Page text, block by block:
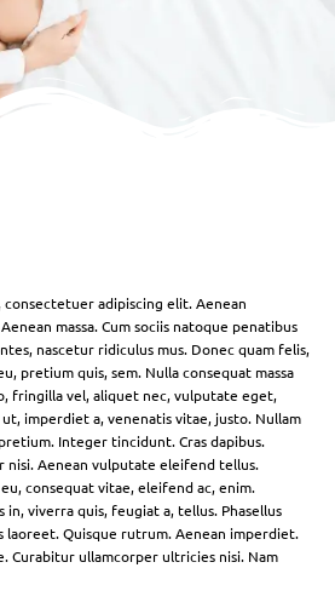
adipiscing elit. Aenean
massa. Cum sociis natoque penatibus
nascetur ridiculus mus. Donec quam felis,
pretium quis, sem. Nulla consequat massa
fringilla vel, aliquet nec, vulputate eget,
imperdiet a, venenatis vitae, justo. Nullam
Integer tincidunt. Cras dapibus.
nisi. Aenean vulputate eleifend tellus.
consequat vitae, eleifend ac, enim.
in, viverra quis, feugiat a, tellus. Phasellus
laoreet. Quisque rutrum. Aenean imperdiet.
Curabitur ullamcorper ultricies nisi. Nam